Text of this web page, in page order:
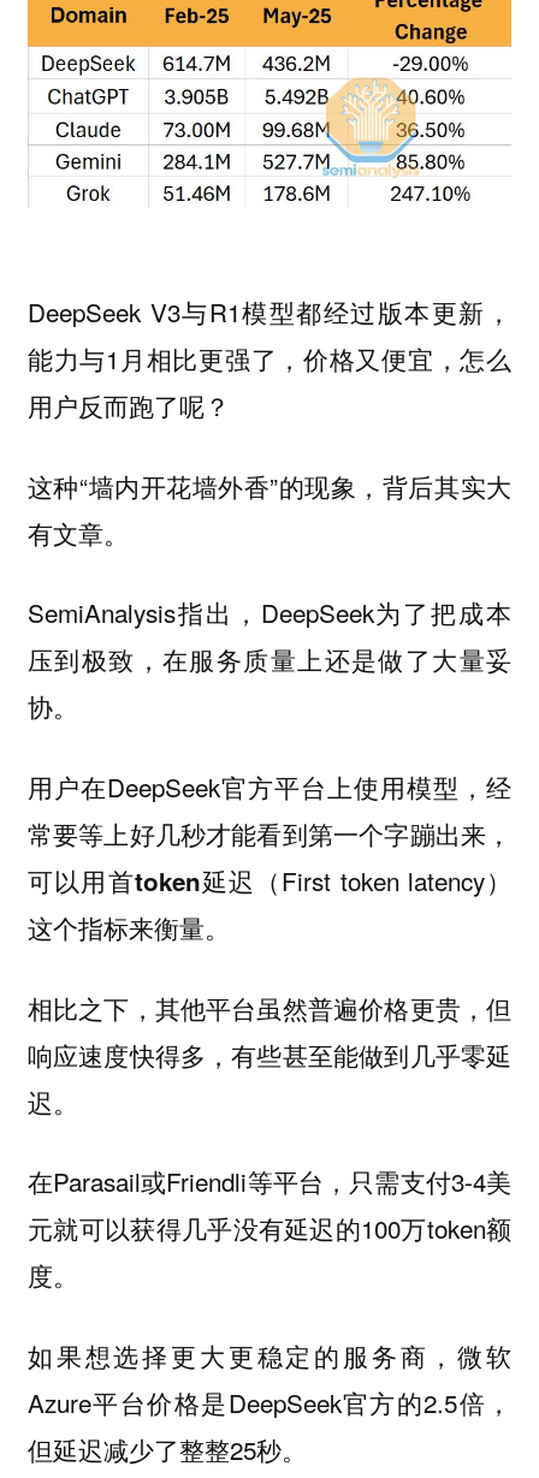
DeepSeek V3与R1模型都经过版本更新，
能力与1月相比更强了，价格又便宜，怎么
用户反而跑了呢？
这种“墙内开花墙外香”的现象，背后其实大
有文章。
SemiAnalysis指出，DeepSeek为了把成本
压到极致，在服务质量上还是做了大量妥
协。
用户在DeepSeek官方平台上使用模型，经
常要等上好几秒才能看到第一个字蹦出来，
可以用首token延迟 （First token latency）
这个指标来衡量。
相比之下，其他平台虽然普遍价格更贵，但
响应速度快得多，有些甚至能做到几乎零延
迟。
在Parasail或Friendli等平台，只需支付3-4美
元就可以获得几乎没有延迟的100万token额
度。
如果想选择更大更稳定的服务商，微软
Azure平台价格是DeepSeek官方的2.5倍，
但延迟减少了整整25秒。